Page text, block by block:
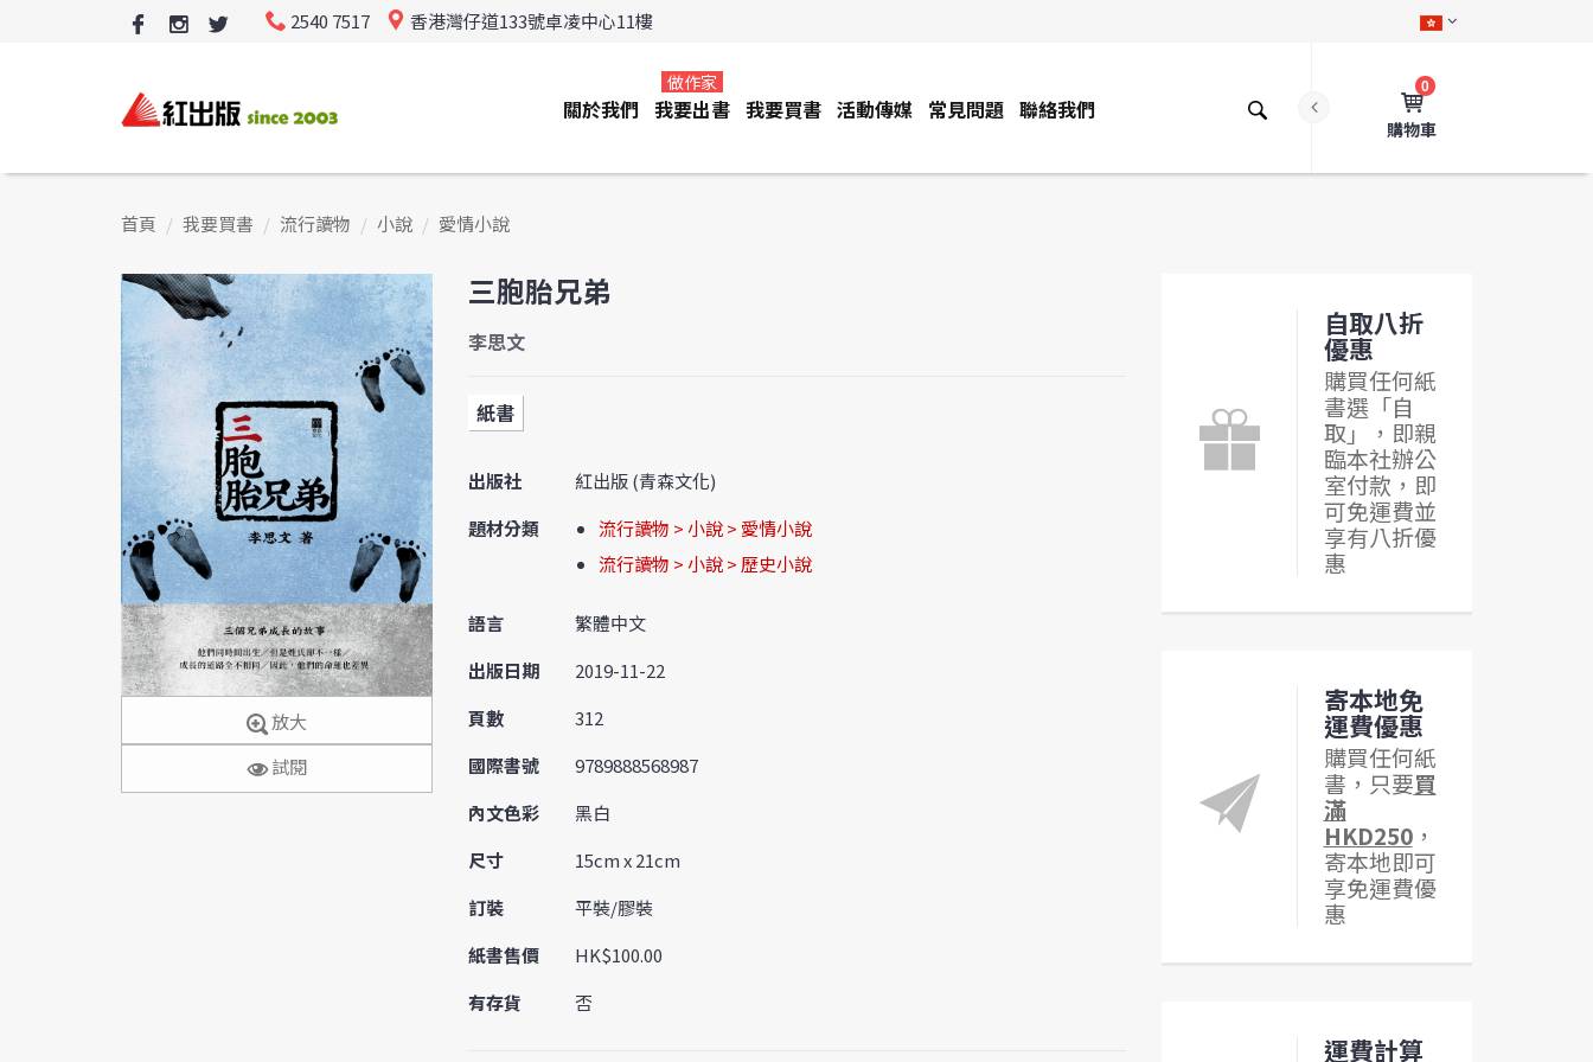
2540 7517 香港灣仔道133號卓凌中心11樓
0
購物車
關於我們 我要出書
做作家
我要買書 活動傳媒 常見問題 聯絡我們
首頁 我要買書 流行讀物 小說 愛情小說
放大
試閱
三胞胎兄弟
李思文
紙書
出版社
紅出版 (青森文化)
題材分類
流行讀物 > 小說 > 愛情小說
流行讀物 > 小說 > 歷史小說
語言
繁體中文
出版日期
2019-11-22
頁數
312
國際書號
9789888568987
內文色彩
黑白
尺寸
15cm x 21cm
訂裝
平裝/膠裝
紙書售價
HK$100.00
有存貨
否
自取八折
優惠
購買任何紙
書選「自
取」，即親
臨本社辦公
室付款，即
可免運費並
享有八折優
惠
寄本地免
運費優惠
購買任何紙
書，只要買
滿
HKD250，
寄本地即可
享免運費優
惠
運費計算